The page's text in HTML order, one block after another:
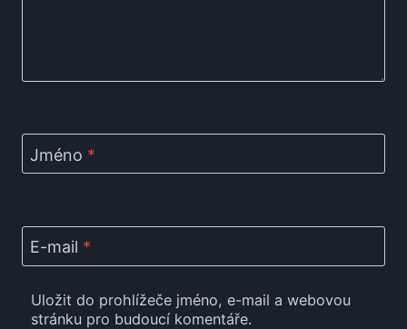
Jméno *
E-mail *
Uložit do prohlížeče jméno, e-mail a webovou
stránku pro budoucí komentáře.